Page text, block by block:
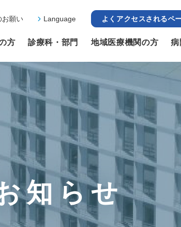
お願い Language よくアクセスされるペ
方 診療科・部門 地域医療機関の方 病
知らせ